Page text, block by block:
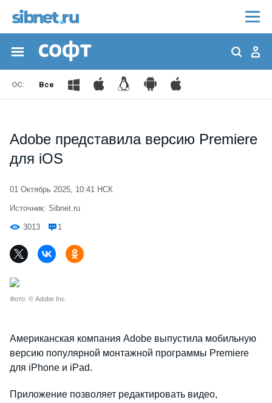
Все
Adobe представила версию Premiere
для iOS
01 Октябрь 2025, 10:41 НСК
Источник: Sibnet.ru
3013 1
Фото: © Adobe Inc.
Американская компания Adobe выпустила мобильную
версию популярной монтажной программы Premiere
для iPhone и iPad.
Приложение позволяет редактировать видео,